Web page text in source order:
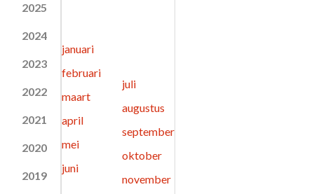
2025
2024
2023
2022
2021
2020
2019
januari
februari
maart
april
mei
juni
juli
augustus
september
oktober
november